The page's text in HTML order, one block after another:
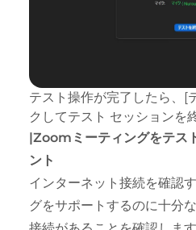
テスト操作が完了したら、[
クしてテスト セッションを
|Zoomミーティングをテス
ント
インターネット接続を確認
グをサポートするのに十分